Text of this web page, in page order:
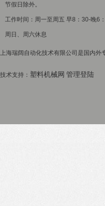
节假日除外。
工作时间：周一至周五 早8：30-晚6
周日、周六休息
上海瑞阔自动化技术有限公司是国内
技术支持： 塑料机械网 管理登陆